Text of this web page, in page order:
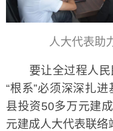
人大代表助
要让全过程人民
“根系”必须深深扎
县投资50多万元建
元建成人大代表联